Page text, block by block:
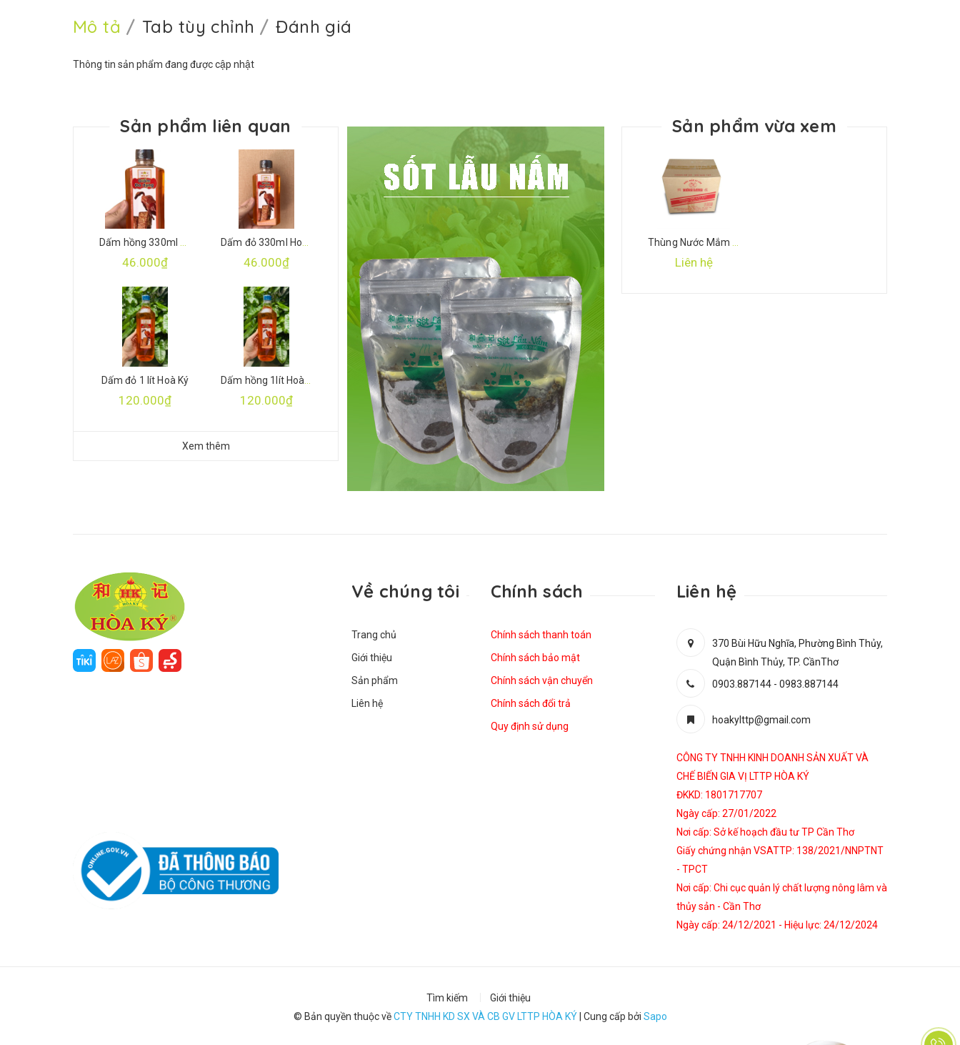
Mô tả Tab tùy chỉnh Đánh giá
Thông tin sản phẩm đang được cập nhật
Sản phẩm liên quan
Dấm hồng 330ml Hoà Ký
46.000₫
Dấm đỏ 330ml Hoà Ký
46.000₫
Dấm đỏ 1 lít Hoà Ký
120.000₫ 120.000₫
Xem thêm
Sản phẩm vừa xem
Thùng Nước Mắm Hưng Long -12chai x 1 lít
Liên hệ
Về chúng tôi
Trang chủ
Giới thiệu
Sản phẩm
Liên hệ
Chính sách
Chính sách thanh toán
Chính sách bảo mật
Chính sách vận chuyển
Chính sách đổi trả
Quy định sử dụng
Liên hệ
370 Bùi Hữu Nghĩa, Phường Bình Thủy,
Quận Bình Thủy, TP. CầnThơ
0903.887144- 0983.887144
hoakylttp@gmail.com
CÔNG TY TNHH KINH DOANH SẢN XUẤT VÀ
CHẾ BIẾN GIA VỊ LTTP HÒA KÝ
ĐKKD: 1801717707
Ngày cấp: 27/01/2022
Nơi cấp: Sở kế hoạch đầu tư TP Cần Thơ
Giấy chứng nhận VSATTP: 138/2021/NNPTNT
- TPCT
Nơi cấp: Chi cục quản lý chất lượng nông lâm và
thủy sản - Cần Thơ
Ngày cấp: 24/12/2021 - Hiệu lực: 24/12/2024
Tìm kiếm
Giới thiệu
© Bản quyền thuộc vềCTY TNHH KD SX VÀ CB GV LTTP HÒA KÝ Cung cấp bởi Sapo